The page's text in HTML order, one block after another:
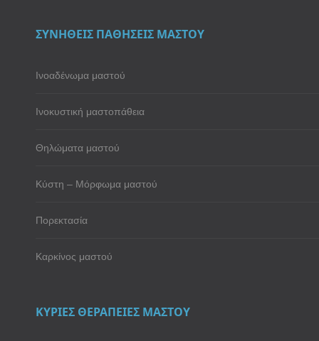
ΣΥΝΗΘΕΙΣ ΠΑΘΗΣΕΙΣ ΜΑΣΤΟΥ
Ινοαδένωμα μαστού
Ινοκυστική μαστοπάθεια
Θηλώματα μαστού
Κύστη – Μόρφωμα μαστού
Πορεκτασία
Καρκίνος μαστού
ΚΥΡΙΕΣ ΘΕΡΑΠΕΙΕΣ ΜΑΣΤΟΥ